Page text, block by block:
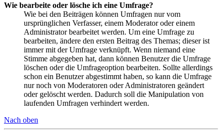
Wie bearbeite oder lösche ich eine Umfrage?
Wie bei den Beiträgen können Umfragen nur vom
ursprünglichen Verfasser, einem Moderator oder einem
Administrator bearbeitet werden. Um eine Umfrage zu
bearbeiten, ändere den ersten Beitrag des Themas; dieser ist
immer mit der Umfrage verknüpft. Wenn niemand eine
Stimme abgegeben hat, dann können Benutzer die Umfrage
löschen oder die Umfrageoption bearbeiten. Sollte allerdings
schon ein Benutzer abgestimmt haben, so kann die Umfrage
nur noch von Moderatoren oder Administratoren geändert
oder gelöscht werden. Dadurch soll die Manipulation von
laufenden Umfragen verhindert werden.
Nach oben